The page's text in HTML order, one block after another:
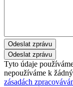
Odeslat zprávu
Tyto údaje
nepoužíváme k
zásadách